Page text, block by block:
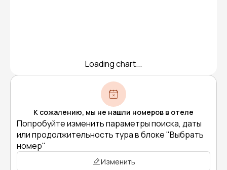
Loading chart...
К сожалению, мы не нашли номеров в отеле
Попробуйте изменить параметры поиска, даты
или продолжительность тура в блоке "Выбрать
номер"
Изменить